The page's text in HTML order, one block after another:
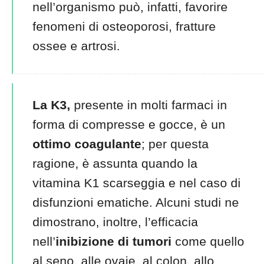
nell’organismo può, infatti, favorire
fenomeni di osteoporosi, fratture
ossee e artrosi.
La K3, presente in molti farmaci in
forma di compresse e gocce, è un
ottimo coagulante; per questa
ragione, è assunta quando la
vitamina K1 scarseggia e nel caso di
disfunzioni ematiche. Alcuni studi ne
dimostrano, inoltre, l’efficacia
nell’inibizione di tumori come quello
al seno, alle ovaie, al colon, allo